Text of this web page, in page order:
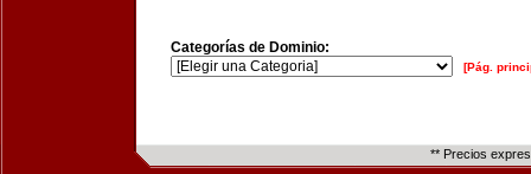
Categorías de Dominio:
[Pág.
** Precios